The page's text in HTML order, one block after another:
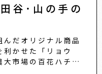
谷･山の手の
だオリジナル商品
かせた「リョウ
市場の百花ハチミ